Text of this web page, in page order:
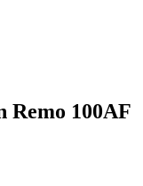
100AF